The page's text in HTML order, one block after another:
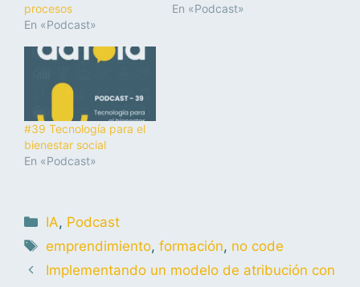
procesos
En «Podcast»
En «Podcast»
#39 Tecnología para el
bienestar social
En «Podcast»
IA, Podcast
emprendimiento,formación, no code
Implementando un modelo de atribución con